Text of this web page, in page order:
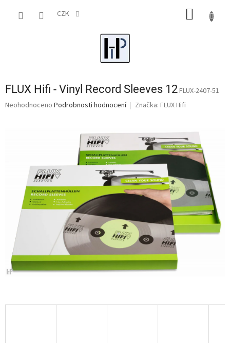
CZK
FLUX Hifi - Vinyl Record Sleeves 12FLUX-2407-51
Průměrné
hvězdiček.
Neohodnoceno Podrobnosti hodnocení Značka: FLUX Hifi